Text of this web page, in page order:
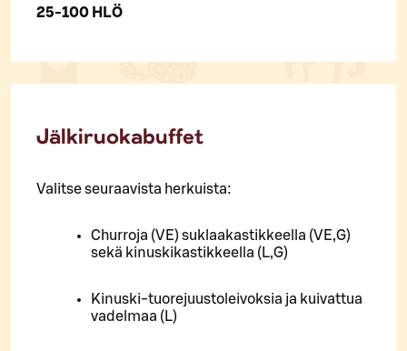
25-100 HLÖ
Jälkiruokabuffet
Valitse seuraavista herkuista:
Churroja (VE) suklaakastikkeella (VE,G)
sekä kinuskikastikkeella (L,G)
Kinuski-tuorejuustoleivoksia ja kuivattua
vadelmaa (L)